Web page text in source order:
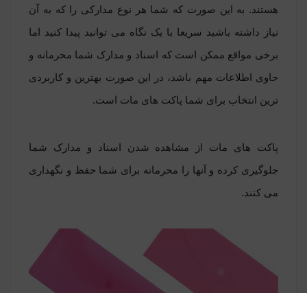
هستند. به این صورت که شما هر نوع مدارکی را که به آن
نیاز داشته باشید سریعا با یک نگاه می توانید پیدا کنید اما
برخی مواقع ممکن است که اسناد و مدارک شما محرمانه و
حاوی اطلاعات مهم باشد، در این صورت بهترین و کاربردی
ترین انتخاب برای شما پاکت های مات است.
پاکت های مات از مشاهده شدن اسناد و مدارک شما
جلوگیری کرده و آنها را محرمانه برای شما حفظ و نگهداری
می کنند.